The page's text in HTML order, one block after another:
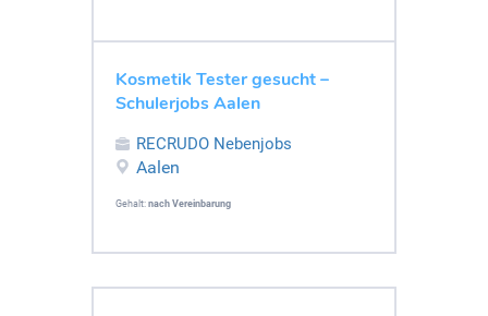
Kosmetik Tester gesucht –
Schulerjobs Aalen
RECRUDO Nebenjobs
Aalen
Gehalt: nach Vereinbarung